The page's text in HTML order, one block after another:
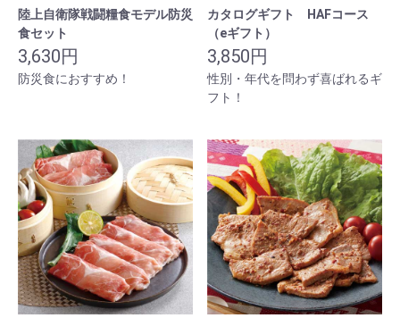
陸上自衛隊戦闘糧食モデル防災
食セット
3,630円
防災食におすすめ！
カタログギフト HAFコース
（eギフト）
3,850円
性別・年代を問わず喜ばれるギ
フト！